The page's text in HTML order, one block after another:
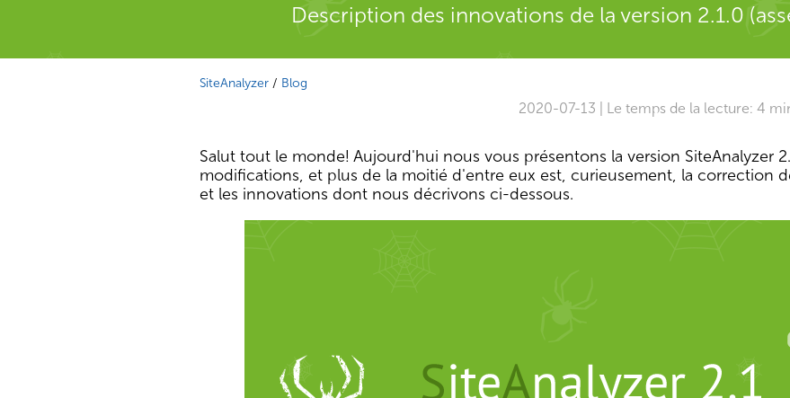
Description des innovations de la version 2.1.0
SiteAnalyzer / Blog
2020-07-13 | Le temps de la lecture: 4
Salut tout le monde! Aujourd'hui nous vous présentons la version SiteAnalyzer
modifications, et plus de la moitié d'entre eux est, curieusement, la correction
et les innovations dont nous décrivons ci-dessous.